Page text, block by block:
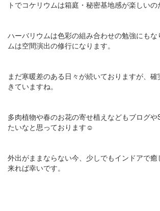
トでコケリウムは箱庭・秘密基地感が楽しいの
ハーバリウムは色彩の組み合わせの勉強にもな
ムは空間演出の修行になります。
まだ寒暖差のある日々が続いておりますが、
きていますね。
多肉植物や春のお花の寄せ植えなどもブログや
たいなと思っております☺
外出がままならない今、少しでもインドアで癒
来れば幸いです。